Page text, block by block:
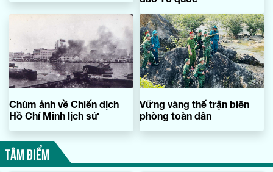
Chùm ảnh về Chiến dịch
Hồ Chí Minh lịch sử
Vững vàng thế trận biên
phòng toàn dân
TÂM ĐIỂM